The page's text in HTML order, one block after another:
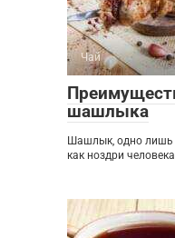
Чай
шашлыка
Шашлык, одно лишь
как ноздри